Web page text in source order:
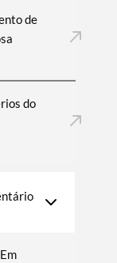
de
do